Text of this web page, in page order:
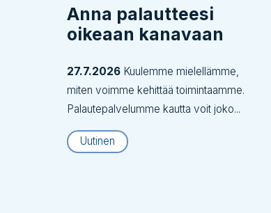
Anna palautteesi
oikeaan kanavaan
27.7.2026 Kuulemme mielellämme,
miten voimme kehittää toimintaamme.
Palautepalvelumme kautta voit joko...
Uutinen